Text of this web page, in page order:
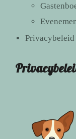
Privacybeleid